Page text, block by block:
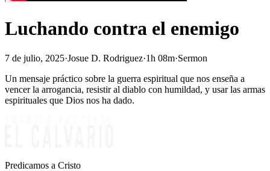
Luchando contra el enemigo
7 de julio, 2025·Josue D. Rodriguez·1h 08m·Sermon
Un mensaje práctico sobre la guerra espiritual que nos enseña a
vencer la arrogancia, resistir al diablo con humildad, y usar las armas
espirituales que Dios nos ha dado.
Predicamos a Cristo